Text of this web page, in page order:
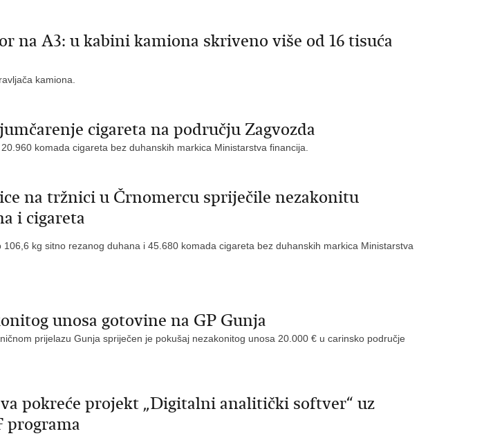
na A3: u kabini kamiona skriveno više od 16 tisuća
kamiona.
cigareta na području Zagvozda
komada cigareta bez duhanskih markica Ministarstva financija.
na tržnici u Črnomercu spriječile nezakonitu
i cigareta
106,6 kg sitno rezanog duhana i 45.680 komada cigareta bez duhanskih markica Ministarstva
unosa gotovine na GP Gunja
prijelazu Gunja spriječen je pokušaj nezakonitog unosa 20.000 € u carinsko područje
pokreće projekt „Digitalni analitički softver“ uz
programa